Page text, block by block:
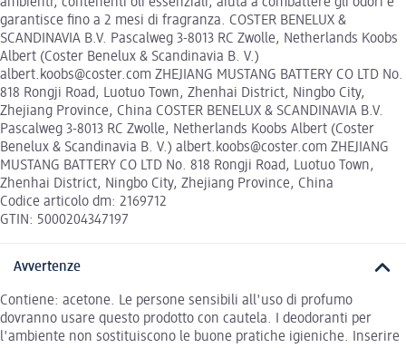
garantisce fino a 2 mesi di fragranza. COSTER BENELUX &
SCANDINAVIA B.V. Pascalweg 3-8013 RC Zwolle, Netherlands Koobs
Albert (Coster Benelux & Scandinavia B. V.)
albert.koobs@coster.com ZHEJIANG MUSTANG BATTERY CO LTD No.
818 Rongji Road, Luotuo Town, Zhenhai District, Ningbo City,
Zhejiang Province, China COSTER BENELUX & SCANDINAVIA B.V.
Pascalweg 3-8013 RC Zwolle, Netherlands Koobs Albert (Coster
Benelux & Scandinavia B. V.) albert.koobs@coster.com ZHEJIANG
MUSTANG BATTERY CO LTD No. 818 Rongji Road, Luotuo Town,
Zhenhai District, Ningbo City, Zhejiang Province, China
Codice articolo dm: 2169712
GTIN: 5000204347197
Avvertenze
Contiene: acetone. Le persone sensibili all'uso di profumo
dovranno usare questo prodotto con cautela. I deodoranti per
l'ambiente non sostituiscono le buone pratiche igieniche. Inserire